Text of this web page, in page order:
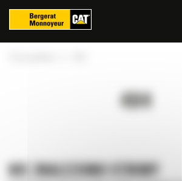
404
NIE ZNALEZIONO STRONY
Panel zarządzania plikami cookies